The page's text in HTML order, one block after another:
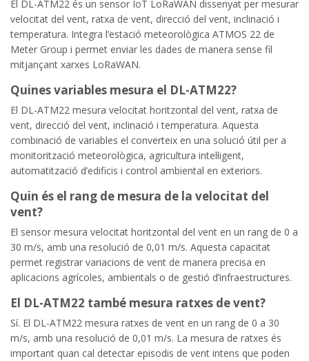
El DL-ATM22 és un sensor IoT LoRaWAN dissenyat per mesurar
velocitat del vent, ratxa de vent, direcció del vent, inclinació i
temperatura. Integra l’estació meteorològica ATMOS 22 de
Meter Group i permet enviar les dades de manera sense fil
mitjançant xarxes LoRaWAN.
Quines variables mesura el DL-ATM22?
El DL-ATM22 mesura velocitat horitzontal del vent, ratxa de
vent, direcció del vent, inclinació i temperatura. Aquesta
combinació de variables el converteix en una solució útil per a
monitorització meteorològica, agricultura intel·ligent,
automatització d’edificis i control ambiental en exteriors.
Quin és el rang de mesura de la velocitat del
vent?
El sensor mesura velocitat horitzontal del vent en un rang de 0 a
30 m/s, amb una resolució de 0,01 m/s. Aquesta capacitat
permet registrar variacions de vent de manera precisa en
aplicacions agrícoles, ambientals o de gestió d’infraestructures.
El DL-ATM22 també mesura ratxes de vent?
Sí. El DL-ATM22 mesura ratxes de vent en un rang de 0 a 30
m/s, amb una resolució de 0,01 m/s. La mesura de ratxes és
important quan cal detectar episodis de vent intens que poden